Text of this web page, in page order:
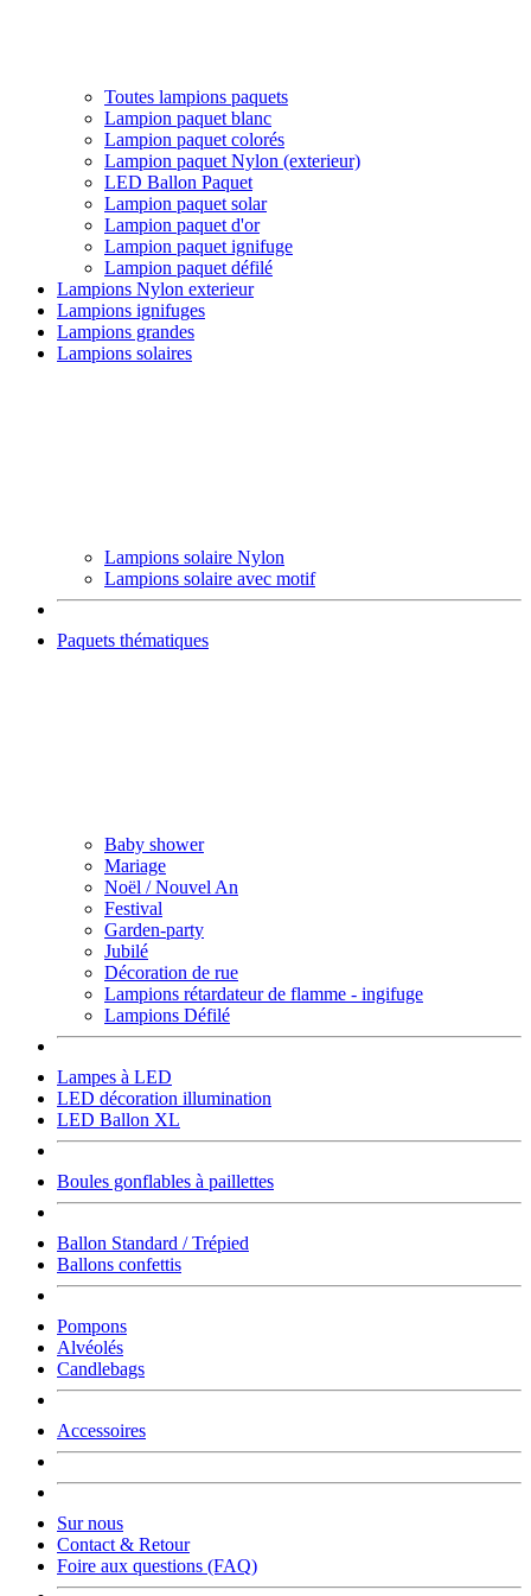
Toutes lampions paquets
Lampion paquet blanc
Lampion paquet colorés
Lampion paquet Nylon (exterieur)
LED Ballon Paquet
Lampion paquet solar
Lampion paquet d'or
Lampion paquet ignifuge
Lampion paquet défilé
Lampions Nylon exterieur
Lampions ignifuges
Lampions grandes
Lampions solaires
Lampions solaire Nylon
Lampions solaire avec motif
Paquets thématiques
Baby shower
Mariage
Noël / Nouvel An
Festival
Garden-party
Jubilé
Décoration de rue
Lampions rétardateur de flamme - ingifuge
Lampions Défilé
Lampes à LED
LED décoration illumination
LED Ballon XL
Boules gonflables à paillettes
Ballon Standard / Trépied
Ballons confettis
Pompons
Alvéolés
Candlebags
Accessoires
Sur nous
Contact & Retour
Foire aux questions (FAQ)